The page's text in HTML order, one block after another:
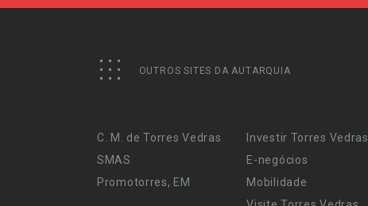
OUTROS SITES DA AUTARQUIA
C. M. de Torres Vedras
SMAS
Promotorres, EM
Investir Torres Vedras
E-negócios
Mobilidade